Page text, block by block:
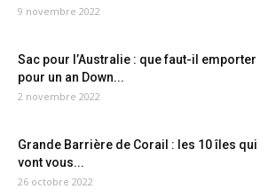
9 novembre 2022
Sac pour l’Australie : que faut-il emporter
pour un an Down...
2 novembre 2022
Grande Barrière de Corail : les 10 îles qui
vont vous...
26 octobre 2022